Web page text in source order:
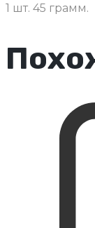
1 шт. 45 грамм.